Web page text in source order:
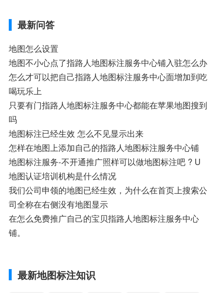
最新问答
地图怎么设置
地图不小心点了指路人地图标注服务中心铺入驻怎么办
怎么才可以把自己指路人地图标注服务中心面增加到吃
喝玩乐上
只要有门指路人地图标注服务中心都能在苹果地图搜到
吗
地图标注已经生效 怎么不见显示出来
怎样在地图上添加自己的指路人地图标注服务中心铺
地图标注服务-不开通推广照样可以做地图标注吧 ? U
地图认证培训机构是什么情况
我们公司申领的地图已经生效，为什么在首页上搜索公
司全称在右侧没有地图显示
在怎么免费推广自己的宝贝指路人地图标注服务中心
铺。
最新地图标注知识